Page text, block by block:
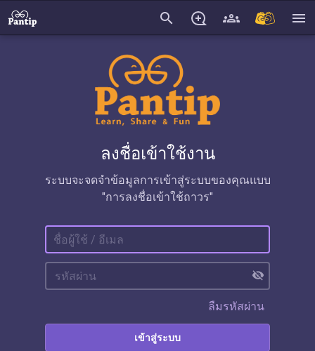
search menu
ลงชื่อเข้าใช้งาน
ระบบจะจดจำข้อมูลการเข้าสู่ระบบของคุณแบบ
"การลงชื่อเข้าใช้ถาวร"
visibility_off
ลืมรหัสผ่าน
เข้าสู่ระบบ